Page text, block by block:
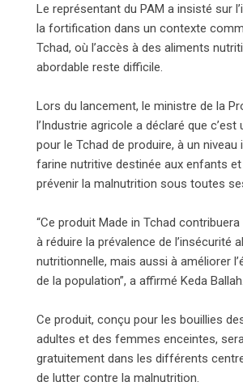
Le représentant du PAM a insisté sur
la fortification dans un contexte
Tchad, où l’accès à des aliments
abordable reste difficile.
Lors du lancement, le ministre de la
l’Industrie agricole a déclaré que c’est
pour le Tchad de produire, à un niveau
farine nutritive destinée aux enfants
prévenir la malnutrition sous toutes
“Ce produit Made in Tchad
à réduire la prévalence de l’insécurité
nutritionnelle, mais aussi à améliorer
de la population”, a affirmé Keda Ballah.
Ce produit, conçu pour les bouillies
adultes et des femmes enceintes,
gratuitement dans les différents
de lutter contre la malnutrition.